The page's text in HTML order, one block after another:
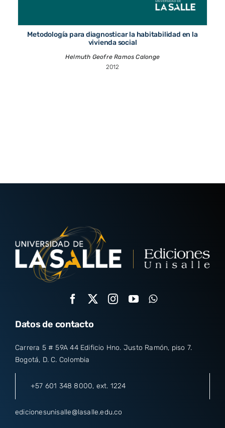
Metodología para diagnosticar la habitabilidad en la
vivienda social
Helmuth Geofre Ramos Calonge
2012
Datos de contacto
Carrera 5 # 59A 44 Edificio Hno. Justo Ramón, piso 7.
Bogotá, D. C. Colombia
+57 601 348 8000, ext. 1224
edicionesunisalle@lasalle.edu.co